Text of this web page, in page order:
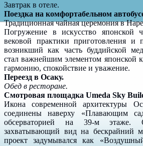
Завтрак в отеле.
Поездка на комфортабельном
Традиционная чайная церемония в Наре
Погружение в искусство
вековой практики приготовления и
возникший как часть буддийской
стал важнейшим элементом японской
гармонию, спокойствие и уважение.
Переезд в Осаку.
Обед в ресторане.
Смотровая площадка Umeda Sky
Икона современной архитектуры
соединены наверху «Плавающим
обсерваторией на 39-м этаже.
захватывающий вид на бескрайний
проект задумывался как